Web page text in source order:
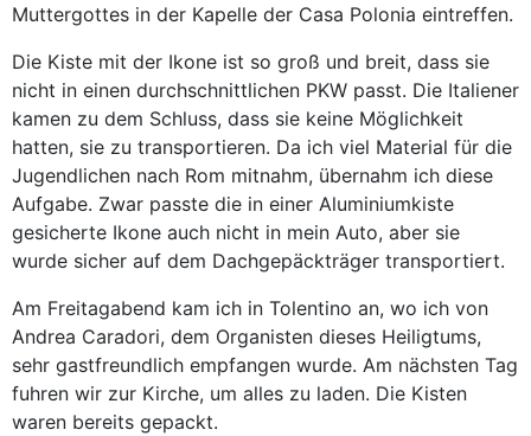
Muttergottes in der Kapelle der Casa Polonia eintreffen.
Die Kiste mit der Ikone ist so groß und breit, dass sie
nicht in einen durchschnittlichen PKW passt. Die Italiener
kamen zu dem Schluss, dass sie keine Möglichkeit
hatten, sie zu transportieren. Da ich viel Material für die
Jugendlichen nach Rom mitnahm, übernahm ich diese
Aufgabe. Zwar passte die in einer Aluminiumkiste
gesicherte Ikone auch nicht in mein Auto, aber sie
wurde sicher auf dem Dachgepäckträger transportiert.
Am Freitagabend kam ich in Tolentino an, wo ich von
Andrea Caradori, dem Organisten dieses Heiligtums,
sehr gastfreundlich empfangen wurde. Am nächsten Tag
fuhren wir zur Kirche, um alles zu laden. Die Kisten
waren bereits gepackt.